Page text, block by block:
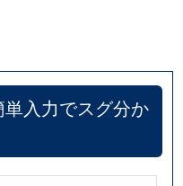
入力でスグ分か